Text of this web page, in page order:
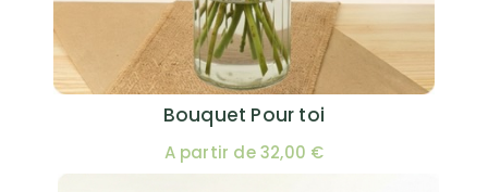
Bouquet Pour toi
A partir de 32,00 €